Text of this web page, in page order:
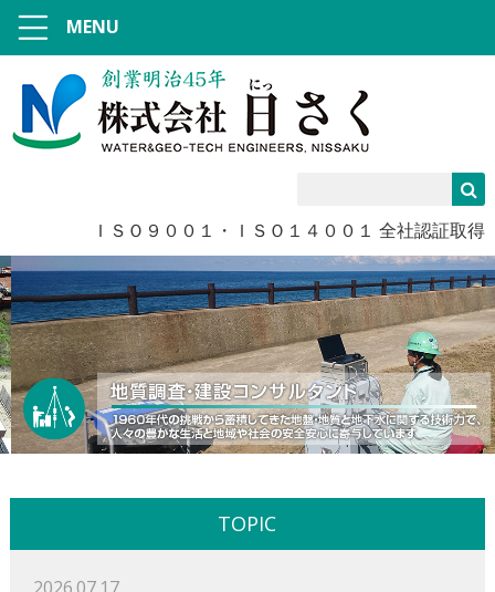
ＩＳＯ９００１・ＩＳＯ１４００１ 全社認証取得
MENU
TOPIC